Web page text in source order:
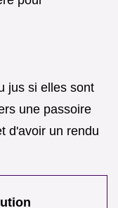
jus si elles sont
une passoire
d'avoir un rendu